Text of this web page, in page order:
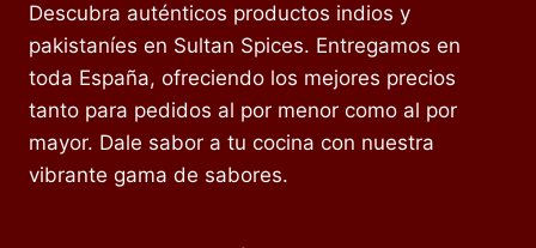
Descubra auténticos productos indios y
pakistaníes en Sultan Spices. Entregamos en
toda España, ofreciendo los mejores precios
tanto para pedidos al por menor como al por
mayor. Dale sabor a tu cocina con nuestra
vibrante gama de sabores.